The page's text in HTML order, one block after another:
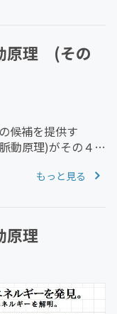
原理 (その
候補を提供す
動原理)がその４次
るが、その数式は
もっと見る
原理